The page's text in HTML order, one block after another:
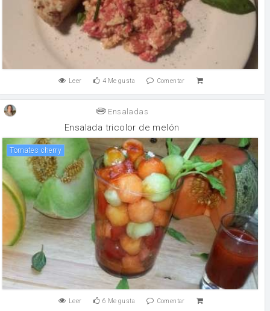
Leer 4 Me gusta Comentar
Ensaladas
Ensalada tricolor de melón
tomates cherry
Leer 6 Me gusta Comentar